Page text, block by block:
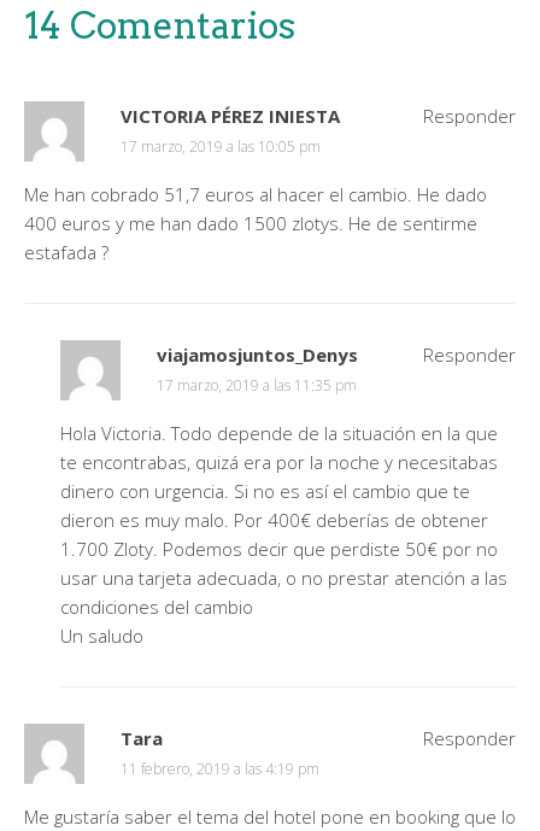
14 Comentarios
VICTORIA PÉREZ INIESTA
17 marzo, 2019 a las 10:05 pm
Me han cobrado 51,7 euros al hacer el cambio. He dado
400 euros y me han dado 1500 zlotys. He de sentirme
estafada ?
Responder
viajamosjuntos_Denys
17 marzo, 2019 a las 11:35 pm
Hola Victoria. Todo depende de la situación en la que
te encontrabas, quizá era por la noche y necesitabas
dinero con urgencia. Si no es así el cambio que te
dieron es muy malo. Por 400€ deberías de obtener
1.700 Zloty. Podemos decir que perdiste 50€ por no
usar una tarjeta adecuada, o no prestar atención a las
condiciones del cambio
Un saludo
Responder
Tara
11 febrero, 2019 a las 4:19 pm
Me gustaría saber el tema del hotel pone en booking que lo
Responder